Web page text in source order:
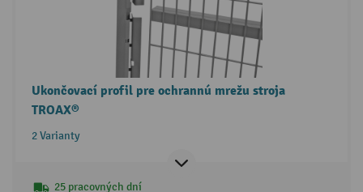
Ukončovací profil pre ochrannú mrežu stroja
TROAX®
2 Varianty
25 pracovných dní